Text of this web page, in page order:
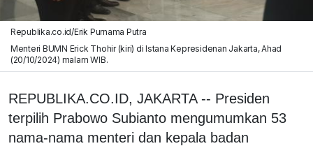
Republika.co.id/Erik Purnama Putra
Menteri BUMN Erick Thohir (kiri) di Istana Kepresidenan Jakarta, Ahad
(20/10/2024) malam WIB.
REPUBLIKA.CO.ID, JAKARTA -- Presiden
terpilih Prabowo Subianto mengumumkan 53
nama-nama menteri dan kepala badan